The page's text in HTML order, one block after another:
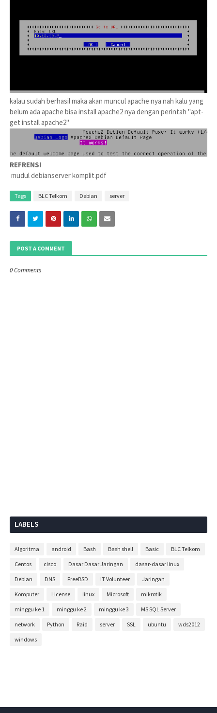
kalau sudah berhasil maka akan muncul apache nya nah kalu yang
belum ada apache bisa install apache2 nya dengan perintah "apt-
get install apache2"
REFRENSI
mudul debianserver komplit.pdf
Tags BLC Telkom Debian server
POST A COMMENT
0 Comments
LABELS
Algoritma android Bash Bash shell Basic BLC Telkom
Centos cisco Dasar Dasar Jaringan dasar-dasar linux
Debian DNS FreeBSD IT Volunteer Jaringan
Komputer License linux Microsoft mikrotik
minggu ke 1 minggu ke 2 minggu ke 3 MS SQL Server
network Python Raid server SSL ubuntu wds2012
windows